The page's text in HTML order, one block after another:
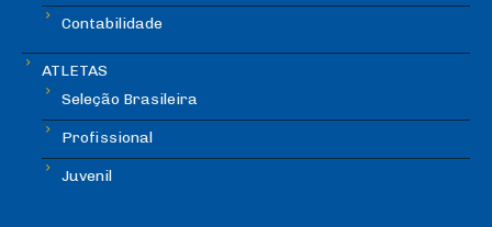
Contabilidade
ATLETAS
Seleção Brasileira
Profissional
Juvenil